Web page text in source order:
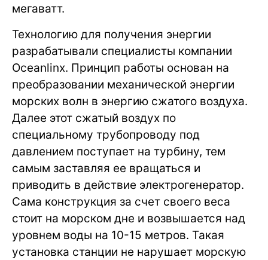
мегаватт.
Технологию для получения энергии
разрабатывали специалисты компании
Oceanlinx. Принцип работы основан на
преобразовании механической энергии
морских волн в энергию сжатого воздуха.
Далее этот сжатый воздух по
специальному трубопроводу под
давлением поступает на турбину, тем
самым заставляя ее вращаться и
приводить в действие электрогенератор.
Сама конструкция за счет своего веса
стоит на морском дне и возвышается над
уровнем воды на 10-15 метров. Такая
установка станции не нарушает морскую